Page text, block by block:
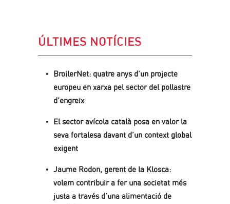
ÚLTIMES NOTÍCIES
BroilerNet: quatre anys d’un projecte
europeu en xarxa pel sector del pollastre
d’engreix
El sector avícola català posa en valor la
seva fortalesa davant d’un context global
exigent
Jaume Rodon, gerent de la Klosca:
volem contribuir a fer una societat més
justa a través d’una alimentació de